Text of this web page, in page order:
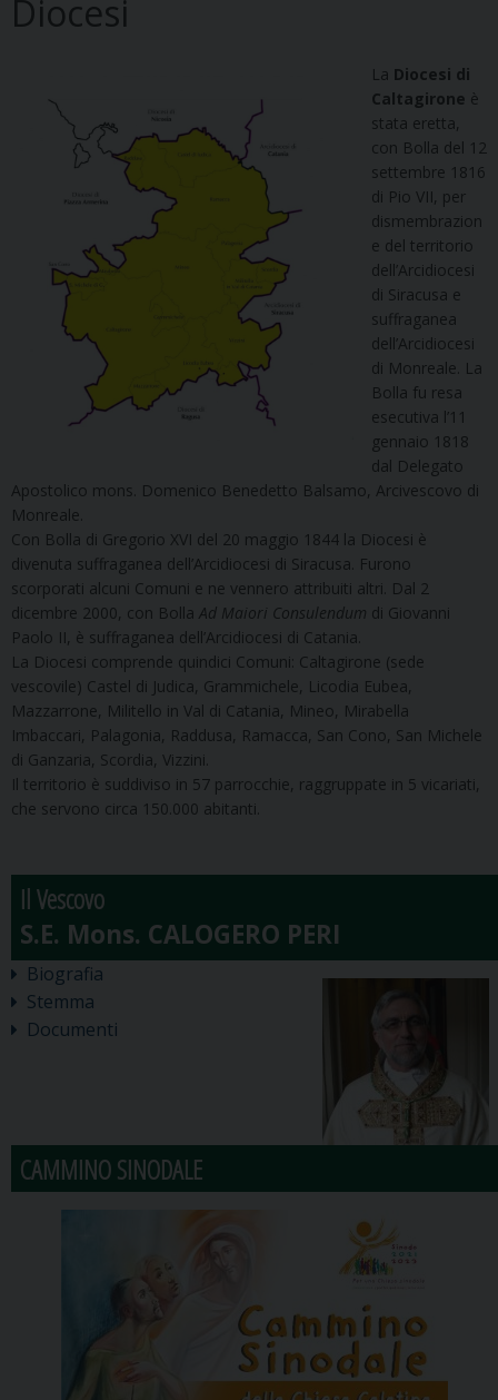
Diocesi
La Diocesi di
Caltagirone è
stata eretta,
con Bolla del 12
settembre 1816
di Pio VII, per
dismembrazion
e del territorio
dell’Arcidiocesi
di Siracusa e
suffraganea
dell’Arcidiocesi
di Monreale. La
Bolla fu resa
esecutiva l’11
gennaio 1818
dal Delegato
Apostolico mons. Domenico Benedetto Balsamo, Arcivescovo di
Monreale.
Con Bolla di Gregorio XVI del 20 maggio 1844 la Diocesi è
divenuta suffraganea dell’Arcidiocesi di Siracusa. Furono
scorporati alcuni Comuni e ne vennero attribuiti altri. Dal 2
dicembre 2000, con Bolla Ad Maiori Consulendum di Giovanni
Paolo II, è suffraganea dell’Arcidiocesi di Catania.
La Diocesi comprende quindici Comuni: Caltagirone (sede
vescovile) Castel di Judica, Grammichele, Licodia Eubea,
Mazzarrone, Militello in Val di Catania, Mineo, Mirabella
Imbaccari, Palagonia, Raddusa, Ramacca, San Cono, San Michele
di Ganzaria, Scordia, Vizzini.
Il territorio è suddiviso in 57 parrocchie, raggruppate in 5 vicariati,
che servono circa 150.000 abitanti.
Il Vescovo
Biografia
Stemma
Documenti
CAMMINO SINODALE